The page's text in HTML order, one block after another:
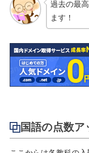
過去の最
ます！
国語の点数ア